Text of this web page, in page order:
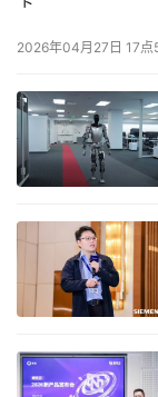
未有成熟的用于
明该软件是个安
于在物理服务器
VMware的
不顾，Blue
Sequeira)指出。
装一个相对静态
2026年04月27日 17点